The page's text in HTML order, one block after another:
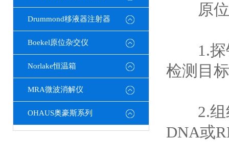
Drummond移液器注射器
Boekel原位杂交仪
Norlake恒温箱
MRA微波消解仪
OHAUS奥豪斯系列
原位
1.探针
检测目
2.组织
DNA或